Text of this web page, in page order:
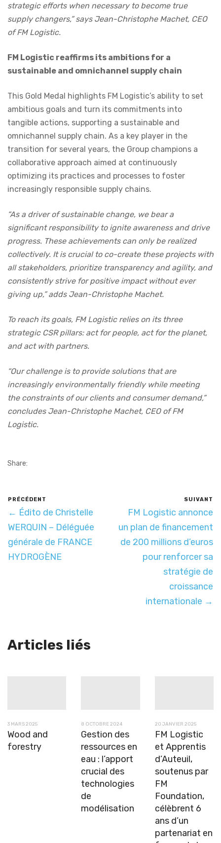
strategic efforts when necessary to become true
supply changers,” says Jean-Christophe Machet, CEO
of FM Logistic.
FM Logistic reaffirms its ambitions for a
sustainable and omnichannel supply chain
This Gold Medal highlights FM Logistic’s ability to set
ambitious goals and turn its commitments into
tangible actions, supporting a sustainable and
omnichannel supply chain. As a key player in the
transition for several years, the Group champions a
collaborative approach aimed at continuously
optimizing its practices and processes to foster
increasingly responsible supply chains.
“As a driver of sustainable change, we bear a
significant responsibility to ignite awareness and drive
progress. These achievements can only be realized
collectively. It is crucial to co-create these projects with
all stakeholders, prioritize transparency and agility, and
consistently strive for positive impact without ever
giving up,” adds Jean-Christophe Machet.
To reach its goals, FM Logistic relies on its three
strategic CSR pillars: act for people, act for the planet,
and act with partners.
“Our challenge is to provide solutions that are
increasingly environmentally friendly while meeting
the constraints of our clients and consumer demand,”
concludes Jean-Christophe Machet, CEO of FM
Logistic.
Share:
PRÉCÉDENT
← Édito de Christelle
WERQUIN – Déléguée
générale de FRANCE
HYDROGÈNE
SUIVANT
FM Logistic annonce
un plan de financement
de 200 millions d’euros
pour renforcer sa
stratégie de
croissance
internationale →
Articles liés
3 MARS 2025
Wood and
forestry
8 OCTOBRE 2024
Gestion des
ressources en
eau : l’apport
crucial des
technologies
de
modélisation
20 JANVIER 2025
FM Logistic
et Apprentis
d’Auteuil,
soutenus par
FM
Foundation,
célèbrent 6
ans d’un
partenariat en